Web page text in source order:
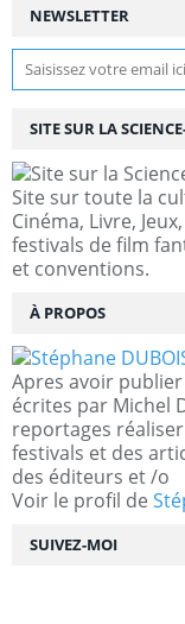
NEWSLETTER
SUIVEZ-MOI
SITE SUR LA
Site sur toute la
Cinéma, Livre,
festivals de film
et conventions.
À PROPOS
Apres avoir
écrites par Michel
reportages
festivals et des
des éditeurs et /o
Voir le profil de